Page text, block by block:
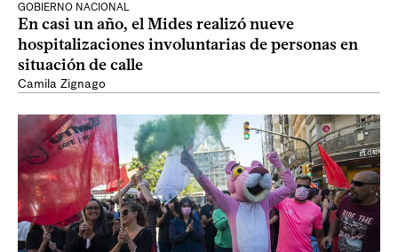
GOBIERNO NACIONAL
En casi un año, el Mides realizó nueve
hospitalizaciones involuntarias de personas en
situación de calle
Camila Zignago